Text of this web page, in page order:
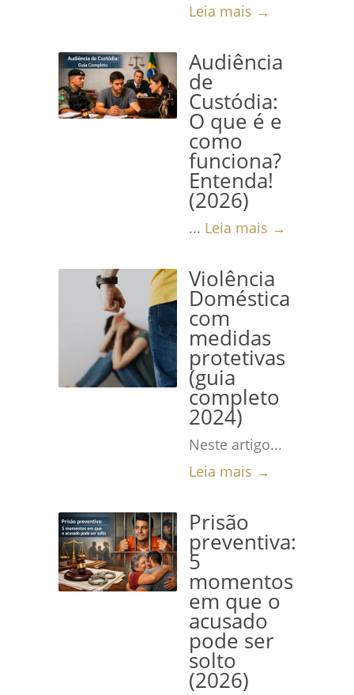
Leia mais →
Audiência
de
Custódia:
O que é e
como
funciona?
Entenda!
(2026)
... Leia mais →
Violência
Doméstica
com
medidas
protetivas
(guia
completo
2024)
Neste artigo...
Leia mais →
Prisão
preventiva:
5
momentos
em que o
acusado
pode ser
solto
(2026)